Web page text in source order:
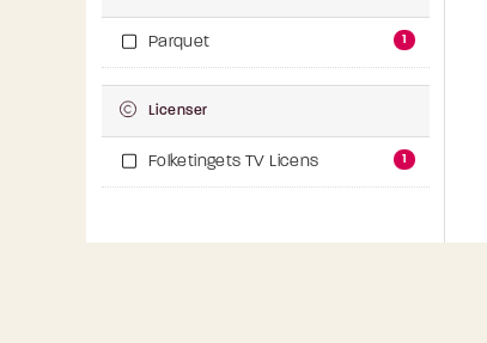
Parquet 1
Licenser
Folketingets TV Licens 1